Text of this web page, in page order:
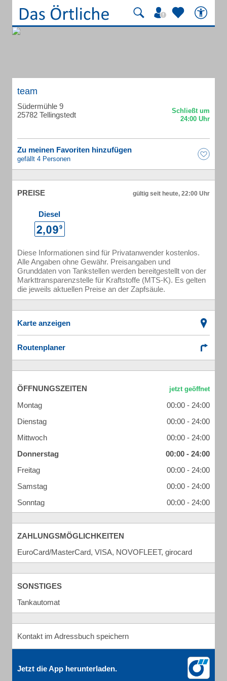
team
Südermühle 9
25782 Tellingstedt
Zu meinen Favoriten hinzufügen
gefällt 4 Personen
PREISE gültig seit heute, 22:00 Uhr
Diesel
Diese Informationen sind für Privatanwender kostenlos.
Alle Angaben ohne Gewähr. Preisangaben und
Grunddaten von Tankstellen werden bereitgestellt von der
Markttransparenzstelle für Kraftstoffe (MTS-K). Es gelten
die jeweils aktuellen Preise an der Zapfsäule.
Karte anzeigen
Routenplaner
ÖFFNUNGSZEITEN
Montag
00:00 - 24:00
Dienstag
00:00 - 24:00
Mittwoch
00:00 - 24:00
Donnerstag
00:00 - 24:00
Freitag
00:00 - 24:00
Samstag
00:00 - 24:00
Sonntag
00:00 - 24:00
ZAHLUNGSMÖGLICHKEITEN
EuroCard/MasterCard, VISA, NOVOFLEET, girocard
SONSTIGES
Tankautomat
Kontakt im Adressbuch speichern
Jetzt die App herunterladen.